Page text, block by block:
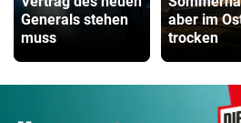
Generals stehen
muss
aber im
trocken